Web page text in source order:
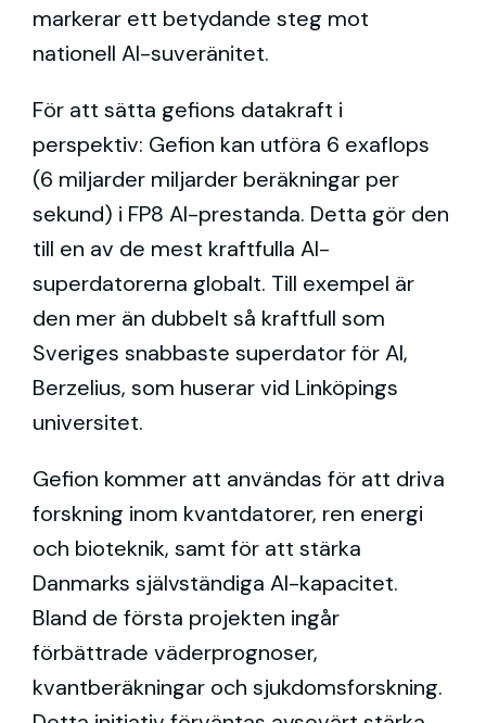
markerar ett betydande steg mot
nationell AI-suveränitet.
För att sätta gefions datakraft i
perspektiv: Gefion kan utföra 6 exaflops
(6 miljarder miljarder beräkningar per
sekund) i FP8 AI-prestanda. Detta gör den
till en av de mest kraftfulla AI-
superdatorerna globalt. Till exempel är
den mer än dubbelt så kraftfull som
Sveriges snabbaste superdator för AI,
Berzelius, som huserar vid Linköpings
universitet.
Gefion kommer att användas för att driva
forskning inom kvantdatorer, ren energi
och bioteknik, samt för att stärka
Danmarks självständiga AI-kapacitet.
Bland de första projekten ingår
förbättrade väderprognoser,
kvantberäkningar och sjukdomsforskning.